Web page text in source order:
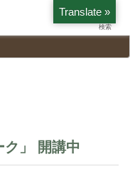
History
ク」 開講中
検索
Translate »